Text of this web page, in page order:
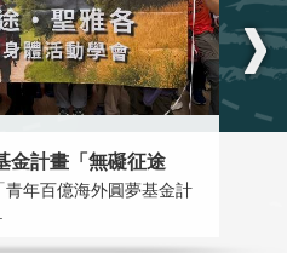
金計畫「無礙征途
年百億海外圓夢基金計